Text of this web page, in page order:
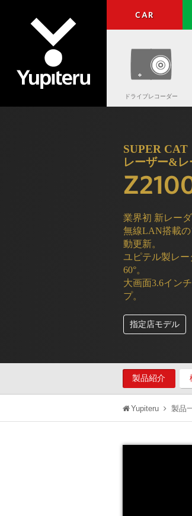
CAR
ドライブレコーダー
SUPER CAT
レーザー&
業界初 新レー
無線LAN搭載
動更新。
ユピテル製レ
60°。
大画面3.6イン
プ。
指定店モデル
製品紹介
Yupiteru 製品